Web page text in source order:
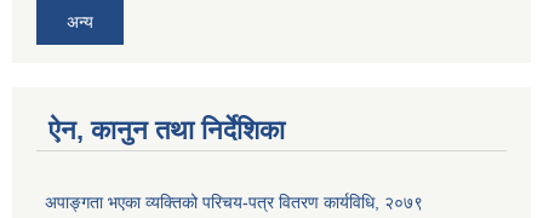
अन्य
ऐन, कानुन तथा निर्देशिका
अपाङ्गता भएका व्यक्तिको परिचय-पत्र वितरण कार्यविधि, २०७९